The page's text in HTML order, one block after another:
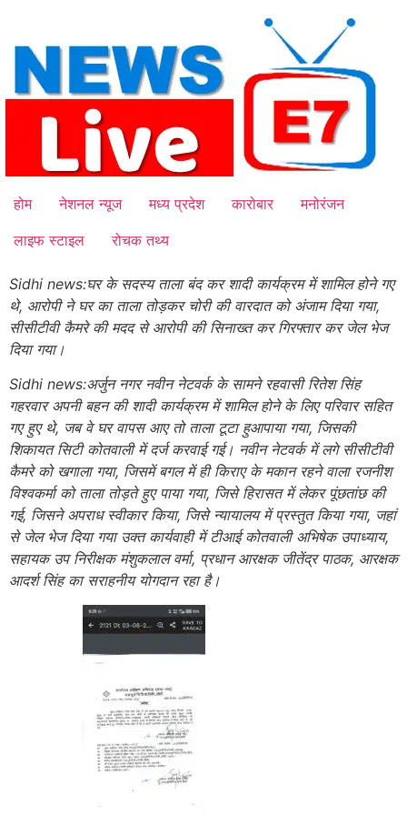
content
होम नेशनल न्यूज मध्य प्रदेश कारोबार
मनोरंजन
लाइफ स्टाइल
रोचक तथ्य
Sidhi news:घर के सदस्य ताला बंद कर शादी कार्यक्रम में शामिल होने गए
थे, आरोपी ने घर का ताला तोड़कर चोरी की वारदात को अंजाम दिया गया,
सीसीटीवी कैमरे की मदद से आरोपी की सिनाख्त कर गिरफ्तार कर जेल भेज
दिया गया।
Sidhi news:अर्जुन नगर नवीन नेटवर्क के सामने रहवासी रितेश सिंह
गहरवार अपनी बहन की शादी कार्यक्रम में शामिल होने के लिए परिवार सहित
गए हुए थे, जब वे घर वापस आए तो ताला टूटा हुआपाया गया, जिसकी
शिकायत सिटी कोतवाली में दर्ज करवाई गई। नवीन नेटवर्क में लगे सीसीटीवी
कैमरे को खगाला गया, जिसमें बगल में ही किराए के मकान रहने वाला रजनीश
विश्वकर्मा को ताला तोड़ते हुए पाया गया, जिसे हिरासत में लेकर पूंछतांछ की
गई, जिसने अपराध स्वीकार किया, जिसे न्यायालय में प्रस्तुत किया गया, जहां
से जेल भेज दिया गया उक्त कार्यवाही में टीआई कोतवाली अभिषेक उपाध्याय,
सहायक उप निरीक्षक मंशुकलाल वर्मा, प्रधान आरक्षक जीतेंद्र पाठक, आरक्षक
आदर्श सिंह का सराहनीय योगदान रहा है।